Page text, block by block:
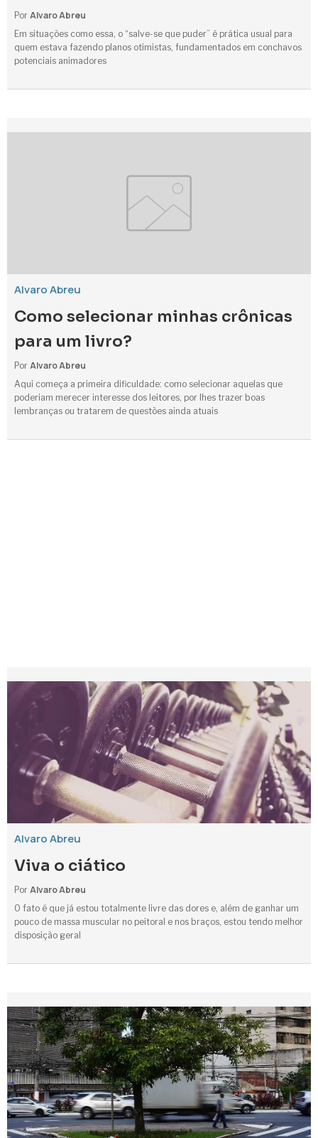
Por Alvaro Abreu
Em situações como essa, o “salve-se que puder” é prática usual para
quem estava fazendo planos otimistas, fundamentados em conchavos
potenciais animadores
Alvaro Abreu
Como selecionar minhas crônicas
para um livro?
Por Alvaro Abreu
Aqui começa a primeira dificuldade: como selecionar aquelas que
poderiam merecer interesse dos leitores, por lhes trazer boas
lembranças ou tratarem de questões ainda atuais
Alvaro Abreu
Viva o ciático
Por Alvaro Abreu
O fato é que já estou totalmente livre das dores e, além de ganhar um
pouco de massa muscular no peitoral e nos braços, estou tendo melhor
disposição geral